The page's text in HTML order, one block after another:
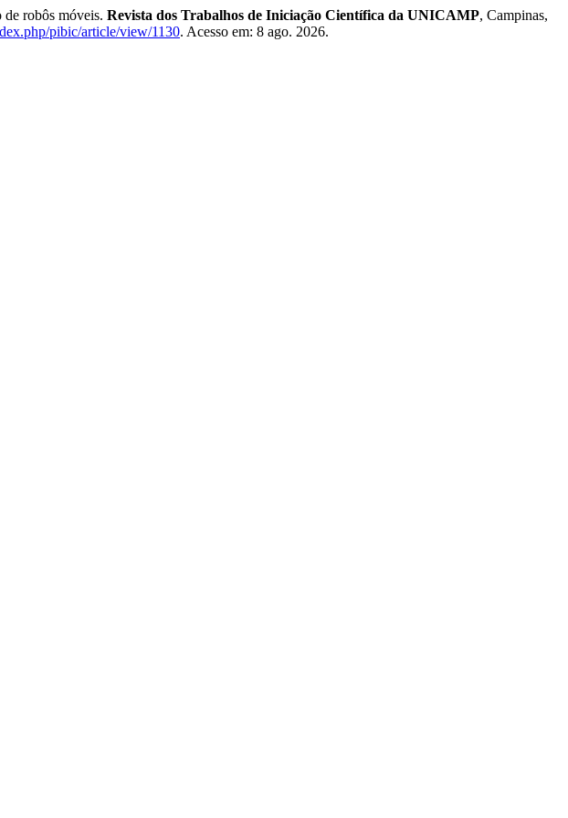
robôs móveis. Revista dos Trabalhos de Iniciação Científica da UNICAMP, Campinas,
pibic/article/view/1130. Acesso em: 8 ago. 2026.